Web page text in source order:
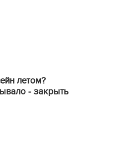
летом?
- закрыть